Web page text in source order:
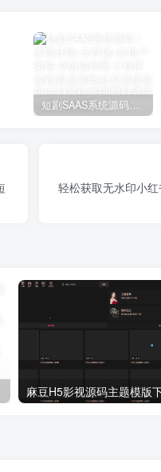
短剧SAAS系统源码｜多端分销+云存储+多租户架构
轻松获取无水印小